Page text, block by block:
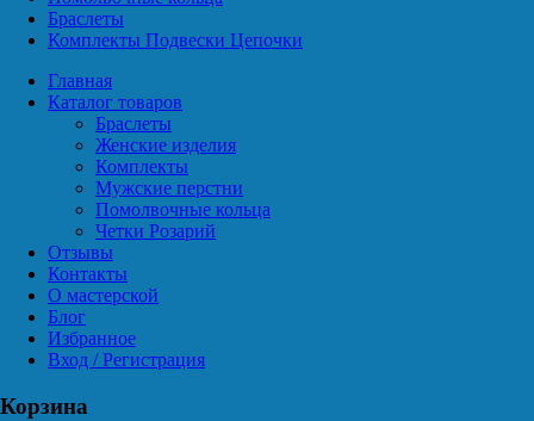
Браслеты
Комплекты Подвески Цепочки
Главная
Каталог товаров
Браслеты
Женские изделия
Комплекты
Мужские перстни
Помолвочные кольца
Четки Розарий
Отзывы
Контакты
О мастерской
Блог
Избранное
Вход / Регистрация
Корзина